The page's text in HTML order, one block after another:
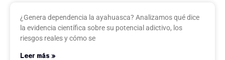
¿Genera dependencia la ayahuasca? Analizamos qué dice
la evidencia científica sobre su potencial adictivo, los
riesgos reales y cómo se
Leer más »